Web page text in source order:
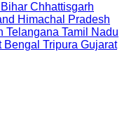
Bihar Chhattisgarh
Himachal Pradesh
Telangana Tamil Nadu
Bengal Tripura Gujarat